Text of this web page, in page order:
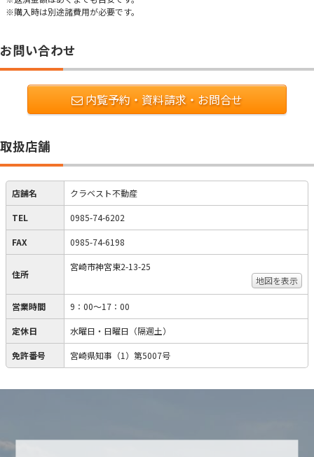
※購入時は別途諸費用が必要です。
お問い合わせ
内覧予約・資料請求・お問合せ
取扱店舗
店舗名 クラベスト不動産
TEL 0985-74-6202
FAX 0985-74-6198
住所
宮崎市神宮東2-13-25
地図を表示
営業時間 9：00～17：00
定休日 水曜日・日曜日（隔週土）
免許番号 宮崎県知事（1）第5007号